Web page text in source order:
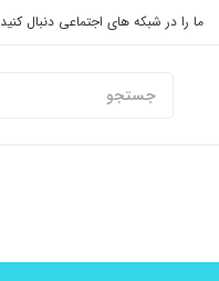
ما را در شبکه های اجتماعی دنبال